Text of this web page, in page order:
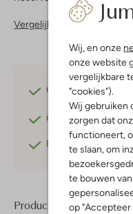
Wij, en onze
onze website
vergelijkbare
"cookies").
Wij gebruiken
zorgen dat
functioneert,
te slaan, om
te bouwen
op "Accepteer
Vergelijkbare items
Gratis verzending
Gratis retourneren
Betaal achteraf met
Product informatie